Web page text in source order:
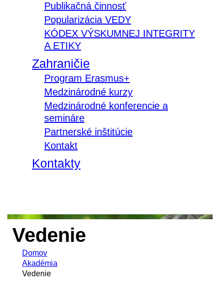
Publikačná činnosť
Popularizácia VEDY
KÓDEX VÝSKUMNEJ INTEGRITY
A ETIKY
Zahraničie
Program Erasmus+
Medzinárodné kurzy
Medzinárodné konferencie a
semináre
Partnerské inštitúcie
Kontakt
Kontakty
Vedenie
Domov
Akadémia
Vedenie